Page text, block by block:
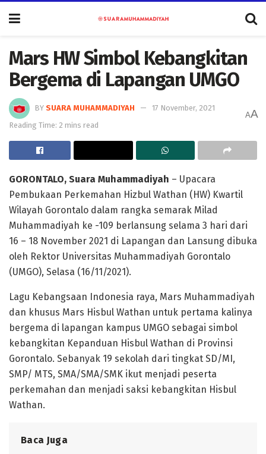
Mars HW Simbol Kebangkitan
Bergema di Lapangan UMGO
BY SUARA MUHAMMADIYAH
17 November, 2021
Reading Time: 2 mins read
AA
GORONTALO, Suara Muhammadiyah – Upacara
Pembukaan Perkemahan Hizbul Wathan (HW) Kwartil
Wilayah Gorontalo dalam rangka semarak Milad
Muhammadiyah ke -109 berlansung selama 3 hari dari
16 – 18 November 2021 di Lapangan dan Lansung dibuka
oleh Rektor Universitas Muhammadiyah Gorontalo
(UMGO), Selasa (16/11/2021).
Lagu Kebangsaan Indonesia raya, Mars Muhammadiyah
dan khusus Mars Hisbul Wathan untuk pertama kalinya
bergema di lapangan kampus UMGO sebagai simbol
kebangkitan Kepanduan Hisbul Wathan di Provinsi
Gorontalo. Sebanyak 19 sekolah dari tingkat SD/MI,
SMP/ MTS, SMA/SMA/SMK ikut menjadi peserta
perkemahan dan menjadi saksi kebangkitan Hisbul
Wathan.
Baca Juga